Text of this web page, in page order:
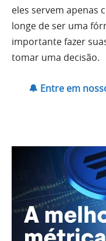
eles servem apenas
longe de ser uma
importante fazer
tomar uma decisão.
🔔 Entre em